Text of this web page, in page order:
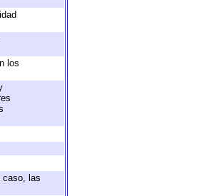
los
caso, las